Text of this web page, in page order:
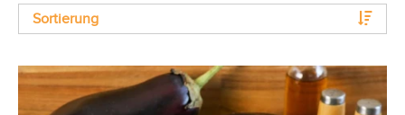
Sortierung